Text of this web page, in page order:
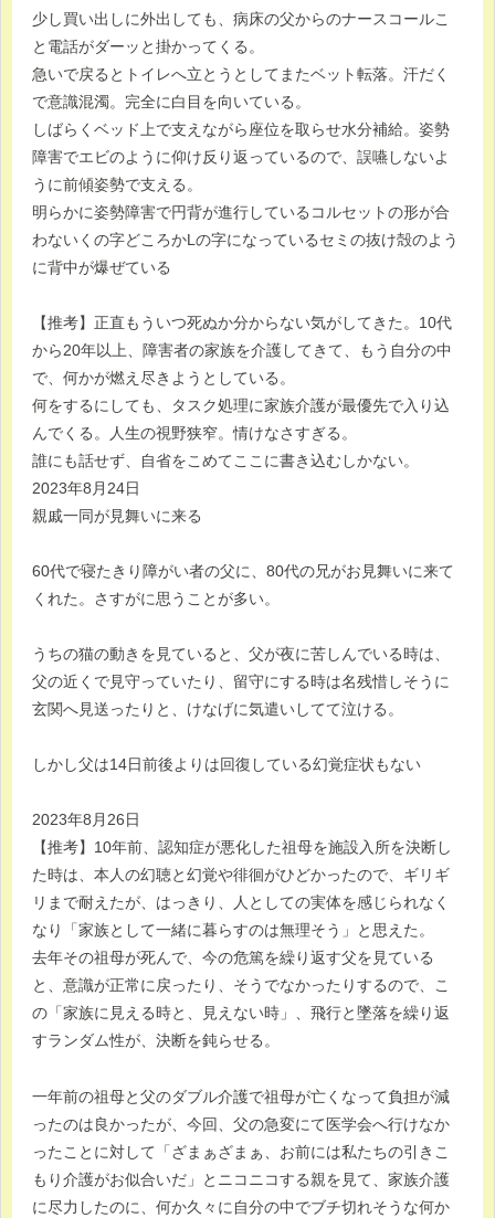
少し買い出しに外出しても、病床の父からのナースコールこ
と電話がダーッと掛かってくる。
急いで戻るとトイレへ立とうとしてまたベット転落。汗だく
で意識混濁。完全に白目を向いている。
しばらくベッド上で支えながら座位を取らせ水分補給。姿勢
障害でエビのように仰け反り返っているので、誤嚥しないよ
うに前傾姿勢で支える。
明らかに姿勢障害で円背が進行しているコルセットの形が合
わないくの字どころかLの字になっているセミの抜け殻のよう
に背中が爆ぜている
【推考】正直もういつ死ぬか分からない気がしてきた。10代
から20年以上、障害者の家族を介護してきて、もう自分の中
で、何かが燃え尽きようとしている。
何をするにしても、タスク処理に家族介護が最優先で入り込
んでくる。人生の視野狭窄。情けなさすぎる。
誰にも話せず、自省をこめてここに書き込むしかない。
2023年8月24日
親戚一同が見舞いに来る
60代で寝たきり障がい者の父に、80代の兄がお見舞いに来て
くれた。さすがに思うことが多い。
うちの猫の動きを見ていると、父が夜に苦しんでいる時は、
父の近くで見守っていたり、留守にする時は名残惜しそうに
玄関へ見送ったりと、けなげに気遣いしてて泣ける。
しかし父は14日前後よりは回復している幻覚症状もない
2023年8月26日
【推考】10年前、認知症が悪化した祖母を施設入所を決断し
た時は、本人の幻聴と幻覚や徘徊がひどかったので、ギリギ
リまで耐えたが、はっきり、人としての実体を感じられなく
なり「家族として一緒に暮らすのは無理そう」と思えた。
去年その祖母が死んで、今の危篤を繰り返す父を見ている
と、意識が正常に戻ったり、そうでなかったりするので、こ
の「家族に見える時と、見えない時」、飛行と墜落を繰り返
すランダム性が、決断を鈍らせる。
一年前の祖母と父のダブル介護で祖母が亡くなって負担が減
ったのは良かったが、今回、父の急変にて医学会へ行けなか
ったことに対して「ざまぁざまぁ、お前には私たちの引きこ
もり介護がお似合いだ」とニコニコする親を見て、家族介護
に尽力したのに、何か久々に自分の中でブチ切れそうな何か